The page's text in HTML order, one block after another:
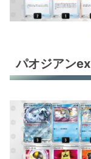
パオジアンex